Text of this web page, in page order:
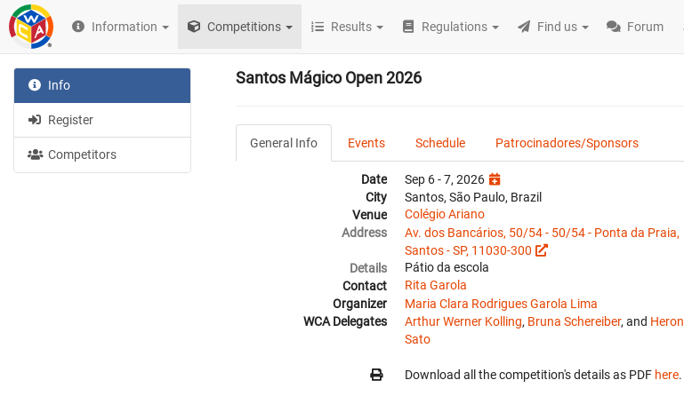
Information Competitions Results Regulations Find us Forum
Info
Register
Competitors
Santos Mágico Open 2026
General Info Events Schedule Patrocinadores/Sponsors
Date
Sep 6 - 7, 2026
City
Santos, São Paulo, Brazil
Venue
Colégio Ariano
Address
Av. dos Bancários, 50/54 - 50/54 - Ponta da Praia,
Santos - SP, 11030-300
Details
Pátio da escola
Contact
Rita Garola
Organizer
Maria Clara Rodrigues Garola Lima
WCA Delegates
Arthur Werner Kolling, Bruna Schereiber, and Heron
Sato
Download all the competition's details as PDF here.